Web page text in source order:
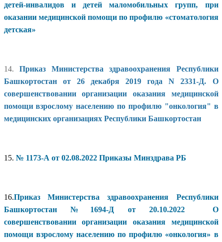
детей-инвалидов и детей маломобильных групп, при
оказании медицинской помощи по профилю «стоматология
детская»
14. Приказ Министерства здравоохранения Республики
Башкортостан от 26 декабря 2019 года N 2331-Д. О
совершенствовании организации оказания медицинской
помощи взрослому населению по профилю "онкология" в
медицинских организациях Республики Башкортостан
15. № 1173-А от 02.08.2022 Приказы Минздрава РБ
16.Приказ Министерства здравоохранения Республики
Башкортостан №1694-Д от 20.10.2022 О
совершенствовании организации оказания медицинской
помощи взрослому населению по профилю «онкология» в